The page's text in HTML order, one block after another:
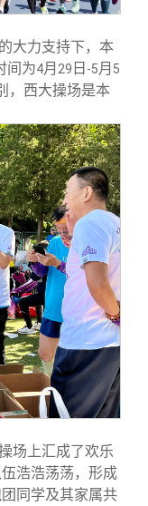
大力支持下，本
间为4月 29 日 -5月 5
，西大操场是本
场上汇成了欢乐
浩浩荡荡，形成
同学及其家属共